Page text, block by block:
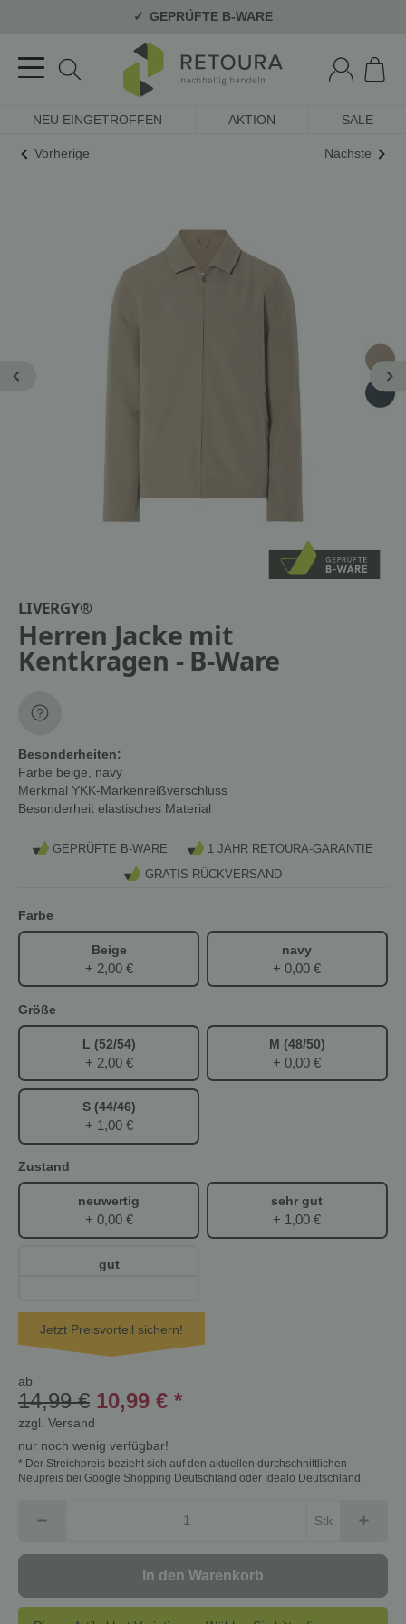
GEPRÜFTE B-WARE
NEU EINGETROFFEN AKTION SALE
Vorherige Nächste
LIVERGY®
Herren Jacke mit
Kentkragen - B-Ware
Besonderheiten:
Farbe beige, navy
Merkmal YKK-Markenreißverschluss
Besonderheit elastisches Material
GEPRÜFTE B-WARE
1 JAHR RETOURA-GARANTIE
GRATIS RÜCKVERSAND
Farbe
Beige
+ 2,00 €
navy
+ 0,00 €
Größe
L (52/54)
+ 2,00 €
M (48/50)
+ 0,00 €
S (44/46)
+ 1,00 €
Zustand
neuwertig
+ 0,00 €
sehr gut
+ 1,00 €
gut
Jetzt Preisvorteil sichern!
ab
14,99 € 10,99 € *
zzgl. Versand
nur noch wenig verfügbar!
* Der Streichpreis bezieht sich auf den aktuellen durchschnittlichen
Neupreis bei Google Shopping Deutschland oder Idealo Deutschland.
Stk
In den Warenkorb